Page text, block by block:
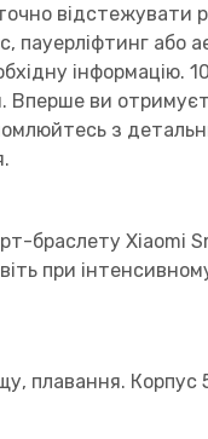
відстежувати
пауерліфтинг або
інформацію. 10
Вперше ви
з
браслету Xiaomi
при
плавання. Корпус